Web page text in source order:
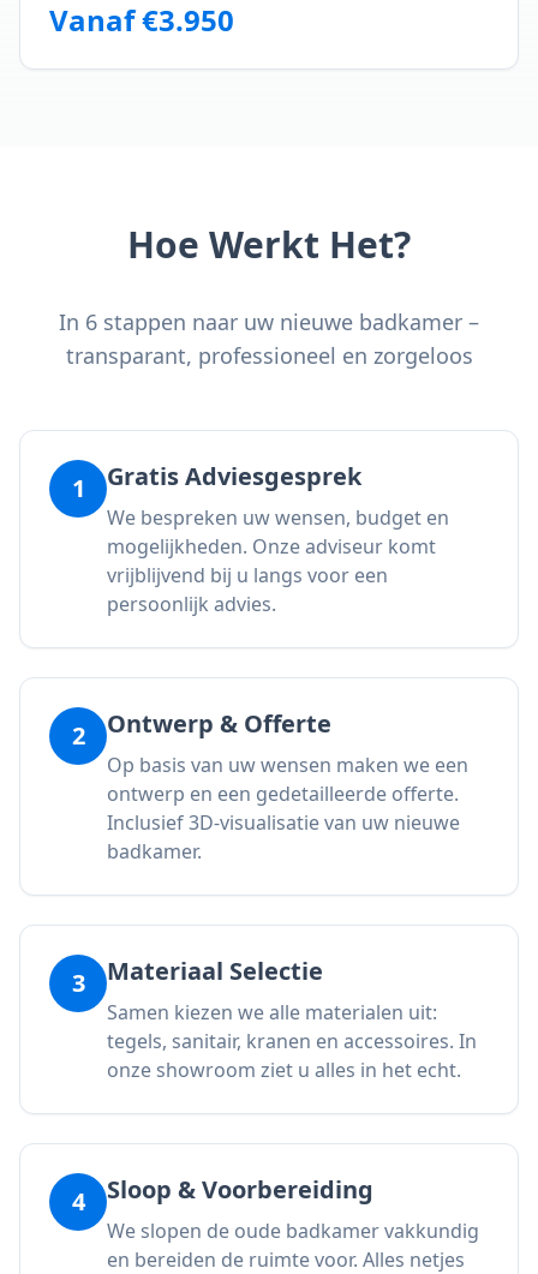
Vanaf €3.950
Hoe Werkt Het?
In 6 stappen naar uw nieuwe badkamer –
transparant, professioneel en zorgeloos
1 Gratis Adviesgesprek
We bespreken uw wensen, budget en
mogelijkheden. Onze adviseur komt
vrijblijvend bij u langs voor een
persoonlijk advies.
2 Ontwerp & Offerte
Op basis van uw wensen maken we een
ontwerp en een gedetailleerde offerte.
Inclusief 3D-visualisatie van uw nieuwe
badkamer.
3 Materiaal Selectie
Samen kiezen we alle materialen uit:
tegels, sanitair, kranen en accessoires. In
onze showroom ziet u alles in het echt.
4 Sloop & Voorbereiding
We slopen de oude badkamer vakkundig
en bereiden de ruimte voor. Alles netjes